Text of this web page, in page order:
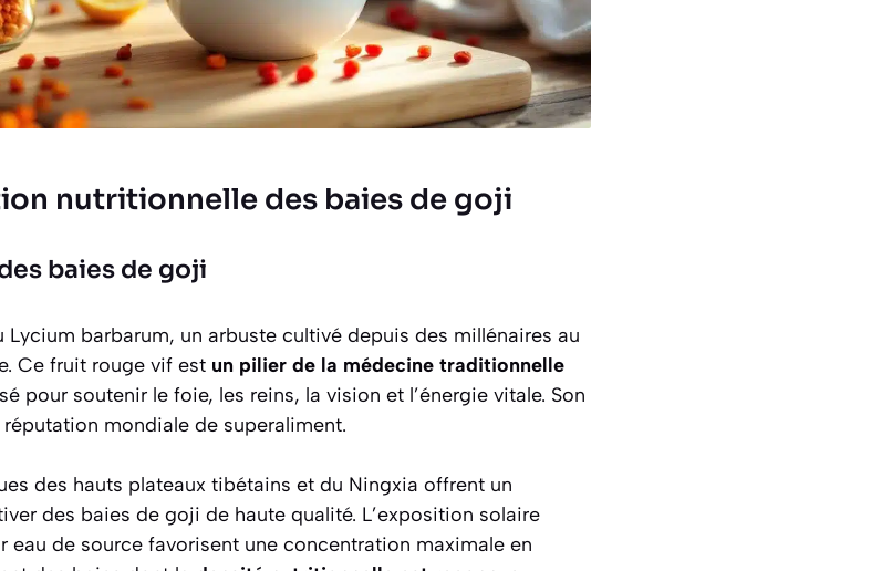
nutritionnelle des baies de goji
baies de goji
barbarum, un arbuste cultivé depuis des millénaires au
Ce fruit rouge vif est un pilier de la médecine traditionnelle
pour soutenir le foie, les reins, la vision et l’énergie vitale. Son
mondiale de superaliment.
des hauts plateaux tibétains et du Ningxia offrent un
des baies de goji de haute qualité. L’exposition solaire
eau de source favorisent une concentration maximale en